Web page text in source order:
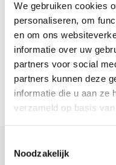
We gebruiken cookies
personaliseren, om
en om ons
informatie over uw
partners voor social
partners kunnen deze
informatie die u aan ze
verzameld op basis
Noodzakelijk
De communicatie over
Veiligheidsregio
informatie vindt u op
https://www.vrmwb.nl/
NL/Nieuws/2019/09/
Zevenheuvelenweg-